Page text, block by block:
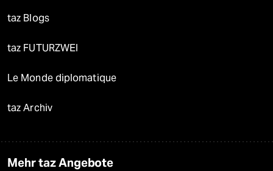
taz Blogs
taz FUTURZWEI
Le Monde diplomatique
taz Archiv
Mehr taz Angebote